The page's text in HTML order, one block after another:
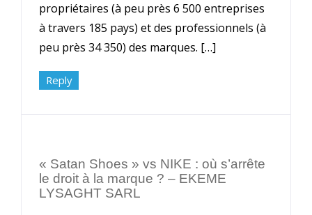
propriétaires (à peu près 6 500 entreprises
à travers 185 pays) et des professionnels (à
peu près 34 350) des marques. […]
Reply
« Satan Shoes » vs NIKE : où s’arrête
le droit à la marque ? – EKEME
LYSAGHT SARL